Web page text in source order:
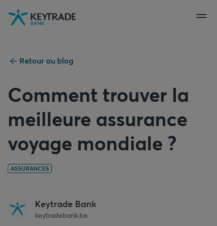
Aller
Aller
Aller
au
Retour au blog
Comment trouver la
meilleure assurance
voyage mondiale ?
ASSURANCES
Keytrade Bank
keytradebank.be